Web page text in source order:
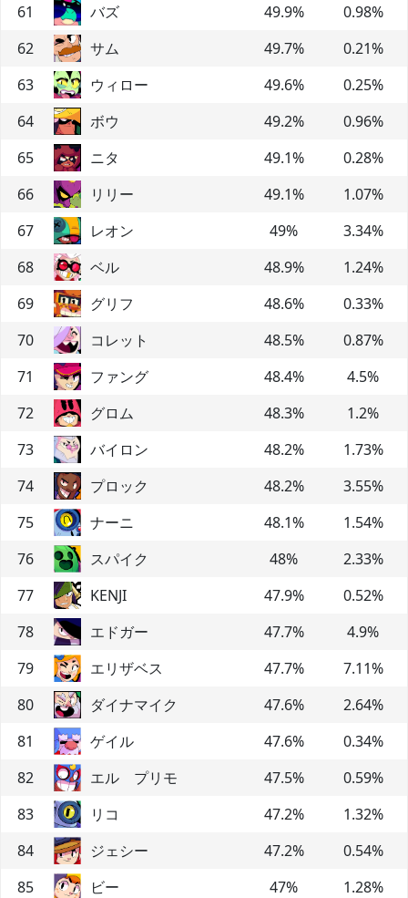
61
バズ 49.9% 0.98%
62
サム 49.7% 0.21%
63
ウィロー 49.6% 0.25%
64
ボウ 49.2% 0.96%
65
ニタ 49.1% 0.28%
66
リリー 49.1% 1.07%
67
レオン 49% 3.34%
68
ベル 48.9% 1.24%
69
グリフ 48.6% 0.33%
70
コレット 48.5% 0.87%
71
ファング 48.4% 4.5%
72
グロム 48.3% 1.2%
73
バイロン 48.2% 1.73%
74
プロック 48.2% 3.55%
75
ナーニ 48.1% 1.54%
76
スパイク 48% 2.33%
77
KENJI 47.9% 0.52%
78
エドガー 47.7% 4.9%
79
エリザベス 47.7% 7.11%
80
ダイナマイク 47.6% 2.64%
81
ゲイル 47.6% 0.34%
82
エル プリモ 47.5% 0.59%
83
リコ 47.2% 1.32%
84
ジェシー 47.2% 0.54%
85
ビー 47% 1.28%